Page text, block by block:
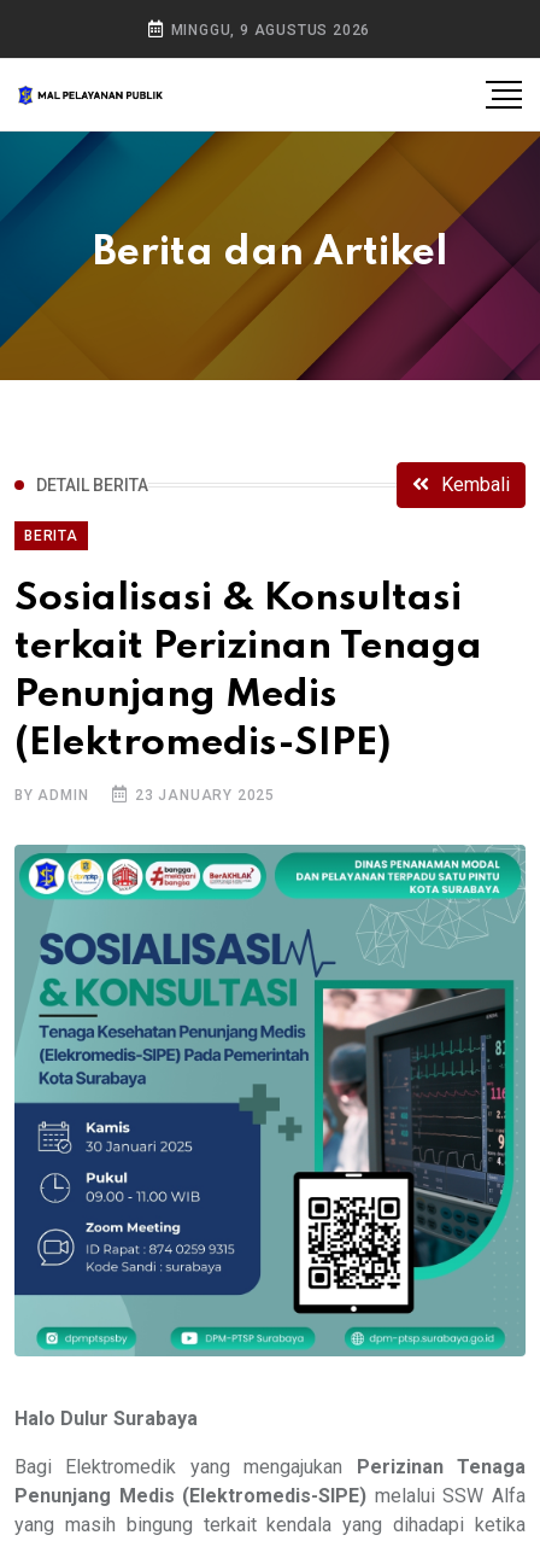
MINGGU, 9 AGUSTUS 2026
Berita dan Artikel
DETAIL BERITA Kembali
BERITA
Sosialisasi & Konsultasi
terkait Perizinan Tenaga
Penunjang Medis
(Elektromedis-SIPE)
BY ADMIN 23 JANUARY 2025
Halo Dulur Surabaya
Bagi Elektromedik yang mengajukan Perizinan Tenaga
Penunjang Medis (Elektromedis-SIPE) melalui SSW Alfa
yang masih bingung terkait kendala yang dihadapi ketika